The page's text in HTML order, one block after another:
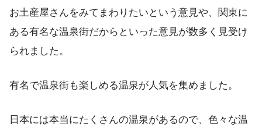
お土産屋さんをみてまわりたいという意見や、関東に
ある有名な温泉街だからといった意見が数多く見受け
られました。
有名で温泉街も楽しめる温泉が人気を集めました。
日本には本当にたくさんの温泉があるので、色々な温